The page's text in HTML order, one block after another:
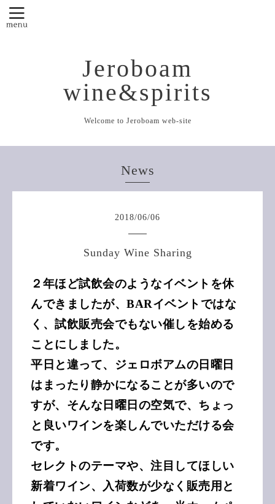
Jeroboam
wine&spirits
Welcome to Jeroboam web-site
News
2018/06/06
Sunday Wine Sharing
２年ほど試飲会のようなイベントを休
んできましたが、BARイベントではな
く、試飲販売会でもない催しを始める
ことにしました。
平日と違って、ジェロボアムの日曜日
はまったり静かになることが多いので
すが、そんな日曜日の空気で、ちょっ
と良いワインを楽しんでいただける会
です。
セレクトのテーマや、注目してほしい
新着ワイン、入荷数が少なく販売用と